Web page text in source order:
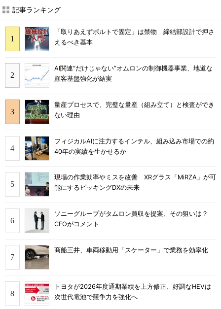
記事ランキング
「取りあえずボルトで固定」は禁物 締結部設計で押さ
えるべき基本
AI関連“だけじゃない”オムロンの制御機器事業、地道な
顧客基盤強化が結実
量産プロセスで、完璧な量産（組み立て）と検査ができ
ない理由
フィジカルAIに注力するインテル、組み込み市場での約
40年の実績を生かせるか
現場の作業効率やミスを改善 XRグラス「MiRZA」が可
能にするピッキングDXの未来
ソニーグループがタムロン買収を提案、その狙いは？
CFOがコメント
商船三井、車両移動用「スケーター」で業務を効率化
トヨタが2026年度通期業績を上方修正、好調なHEVは
次世代電池で競争力を強化へ